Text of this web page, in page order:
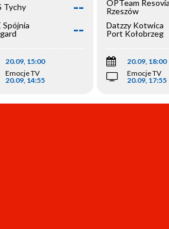
Tychy --
Spójnia
--
20.09, 15:00
Emocje TV
20.09, 14:55
OPTeam Resovia
Rzeszów
Datzzy Kotwica
Port Kołobrzeg
20.09, 18:00
Emocje TV
20.09, 17:55